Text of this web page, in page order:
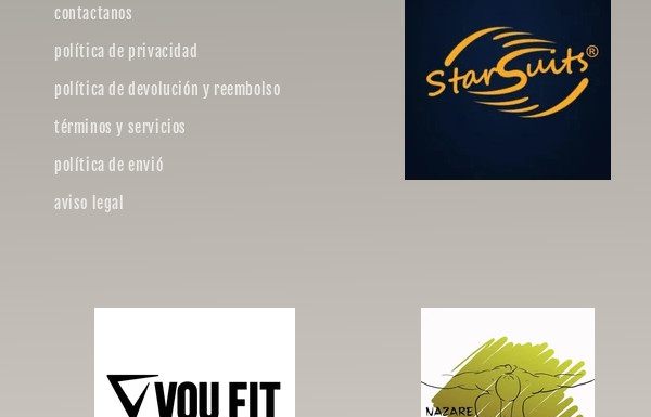
contactanos
política de privacidad
política de devolución y reembolso
términos y servicios
política de envió
aviso legal